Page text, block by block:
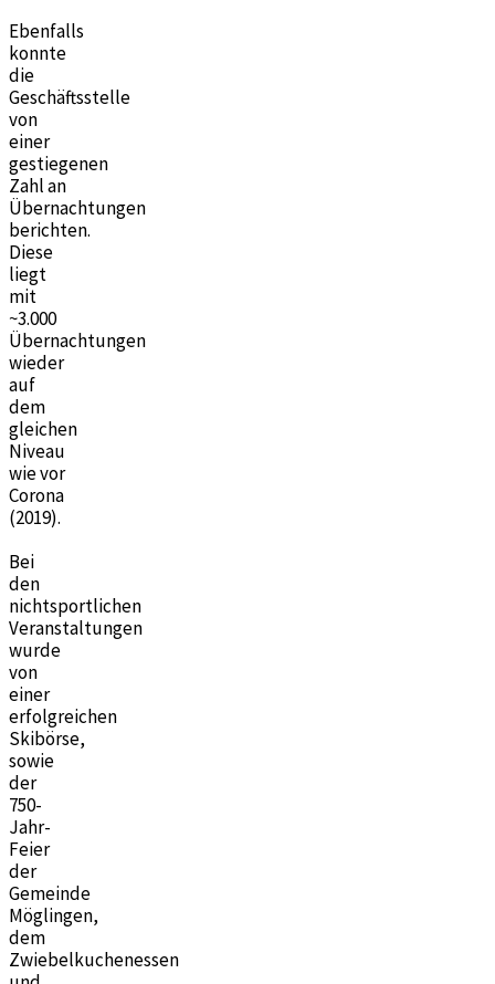
Ebenfalls
konnte
die
Geschäftsstelle
von
einer
gestiegenen
Zahl an
Übernachtungen
berichten.
Diese
liegt
mit
~3.000
Übernachtungen
wieder
auf
dem
gleichen
Niveau
wie vor
Corona
(2019).
Bei
den
nichtsportlichen
Veranstaltungen
wurde
von
einer
erfolgreichen
Skibörse,
sowie
der
750-
Jahr-
Feier
der
Gemeinde
Möglingen,
dem
Zwiebelkuchenessen